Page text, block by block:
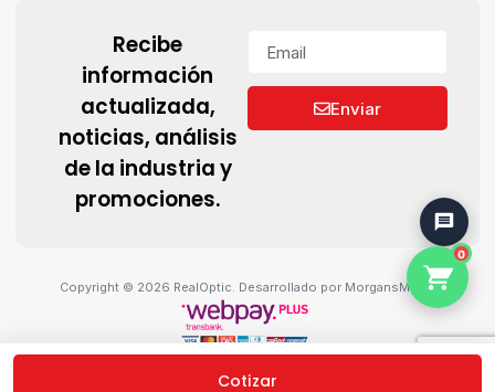
Cotizar
Recibe
información
actualizada,
noticias, análisis
de la industria y
promociones.
Enviar
Copyright © 2026 RealOptic. Desarrollado por MorgansMedia
0